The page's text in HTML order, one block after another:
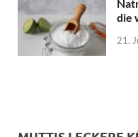
die
21.